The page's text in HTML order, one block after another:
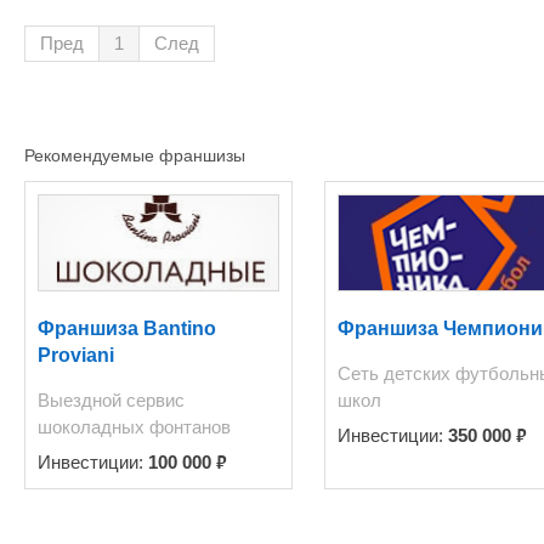
Земельный участок под
газовой котельной.
автобазы
огорожена бетонным
время не действующая).
Пред 1 След
Рекомендуемые франшизы
Франшиза Bantino
Proviani
Выездной сервис
шоколадных фонтанов
Инвестиции: 100 000 ₽
Франшиза
Сеть детских
школ
Инвестиции: 350 000 ₽